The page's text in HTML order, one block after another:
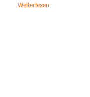
Weiterlesen